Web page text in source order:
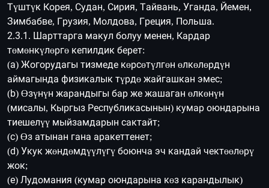
Түштүк Корея, Судан, Сирия, Тайвань, Уганда, Йемен,
Зимбабве, Грузия, Молдова, Греция, Польша.
2.3.1. Шарттарга макул болуу менен, Кардар
төмөнкүлөргө кепилдик берет:
(a) Жогорудагы тизмеде көрсөтүлгөн өлкөлөрдүн
аймагында физикалык түрдө жайгашкан эмес;
(b) Өзүнүн жарандыгы бар же жашаган өлкөнүн
(мисалы, Кыргыз Республикасынын) кумар оюндарына
тиешелүү мыйзамдарын сактайт;
(c) Өз атынан гана аракеттенет;
(d) Укук жөндөмдүүлүгү боюнча эч кандай чектөөлөрү
жок;
(e) Лудомания (кумар оюндарына көз карандылык)